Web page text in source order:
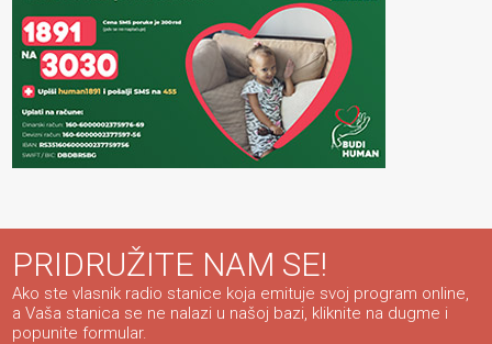
PRIDRUŽITE NAM SE!
Ako ste vlasnik radio stanice koja emituje svoj program online,
a Vaša stanica se ne nalazi u našoj bazi, kliknite na dugme i
popunite formular.